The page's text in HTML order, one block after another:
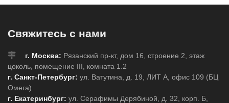
Свяжитесь с нами
г. Москва: Рязанский пр-кт, дом 16, строение 2, этаж
цоколь, помещение III, комната 1.2
г. Санкт-Петербург: ул. Ватутина, д. 19, ЛИТ А, офис 109 (БЦ
Омега)
г. Екатеринбург: ул. Серафимы Дерябиной, д. 32, корп. Б,